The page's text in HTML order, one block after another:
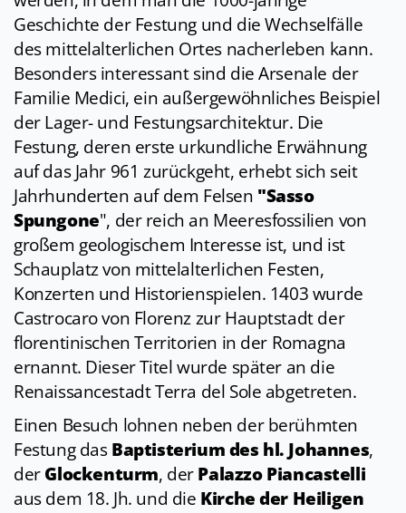
Geschichte der Festung und die Wechselfälle
des mittelalterlichen Ortes nacherleben kann.
Besonders interessant sind die Arsenale der
Familie Medici, ein außergewöhnliches Beispiel
der Lager- und Festungsarchitektur. Die
Festung, deren erste urkundliche Erwähnung
auf das Jahr 961 zurückgeht, erhebt sich seit
Jahrhunderten auf dem Felsen "Sasso
Spungone", der reich an Meeresfossilien von
großem geologischem Interesse ist, und ist
Schauplatz von mittelalterlichen Festen,
Konzerten und Historienspielen. 1403 wurde
Castrocaro von Florenz zur Hauptstadt der
florentinischen Territorien in der Romagna
ernannt. Dieser Titel wurde später an die
Renaissancestadt Terra del Sole abgetreten.
Einen Besuch lohnen neben der berühmten
Festung dasBaptisterium des hl. Johannes,
derGlockenturm, derPalazzo Piancastelli
aus dem 18. Jh. und die Kirche der Heiligen